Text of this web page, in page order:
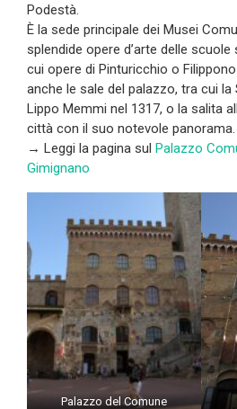
Podestà.
È la sede principale dei Musei
splendide opere d’arte delle
cui opere di Pinturicchio o
anche le sale del palazzo, tra cui la
Lippo Memmi nel 1317, o la salita
città con il suo notevole panorama.
→ Leggi la pagina sul Palazzo
Gimignano
Palazzo del Comune